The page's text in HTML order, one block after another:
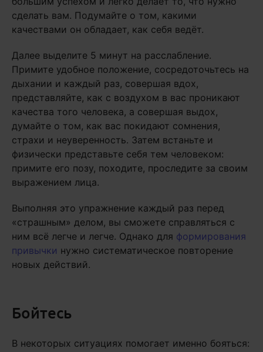
сделать вам. Подумайте о том, какими
качествами он обладает, как себя ведёт.
Далее выделите 5 минут на расслабление.
Примите удобное положение, сосредоточьтесь на
дыхании и каждый раз, совершая вдох,
представляйте, как с воздухом в вас проникают
качества того человека, а совершая выдох,
думайте о том, как вас покидают сомнения,
страхи и неуверенность. Затем встаньте и
физически представьте себя тем человеком:
примите его позу, походите, проследите за своим
выражением лица.
Выполняя это упражнение каждый раз перед
«страшным» делом, вы сможете справляться с
ним всё легче и легче. Однако для формирования
привычки нужно систематическое повторение
новых действий.
Бойтесь
В некоторых ситуациях помогает именно бояться: